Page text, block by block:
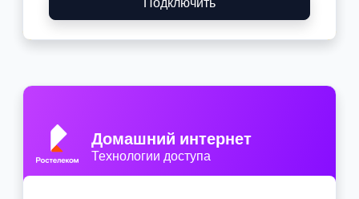
Домашний интернет
Технологии доступа